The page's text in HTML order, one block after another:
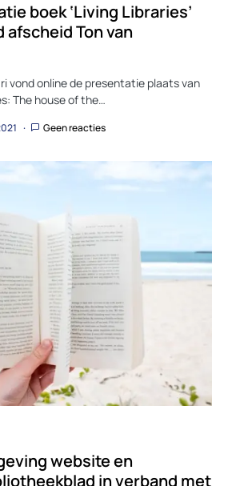
boek ‘Living Libraries’
Ton van
vond online de presentatie plaats van
The house of the…
Geen reacties
website en
in verband met